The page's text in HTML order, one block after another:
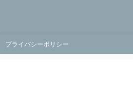
プライバシーポリシー